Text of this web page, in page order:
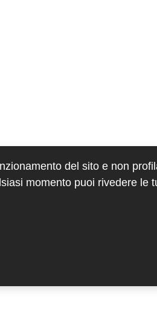
del sito e non
momento puoi rivedere le